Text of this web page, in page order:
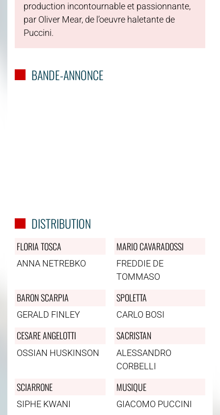
production incontournable et passionnante,
par Oliver Mear, de l’oeuvre haletante de
Puccini.
BANDE-ANNONCE
DISTRIBUTION
FLORIA TOSCA
ANNA NETREBKO
MARIO CAVARADOSSI
FREDDIE DE
TOMMASO
BARON SCARPIA
GERALD FINLEY
SPOLETTA
CARLO BOSI
CESARE ANGELOTTI
OSSIAN HUSKINSON
SACRISTAN
ALESSANDRO
CORBELLI
SCIARRONE
SIPHE KWANI
MUSIQUE
GIACOMO PUCCINI